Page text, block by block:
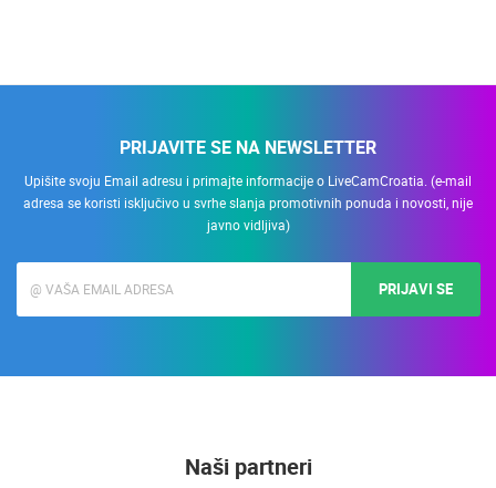
PRIJAVITE SE NA NEWSLETTER
Upišite svoju Email adresu i primajte informacije o LiveCamCroatia. (e-mail
adresa se koristi isključivo u svrhe slanja promotivnih ponuda i novosti, nije
javno vidljiva)
PRIJAVI SE
Naši partneri